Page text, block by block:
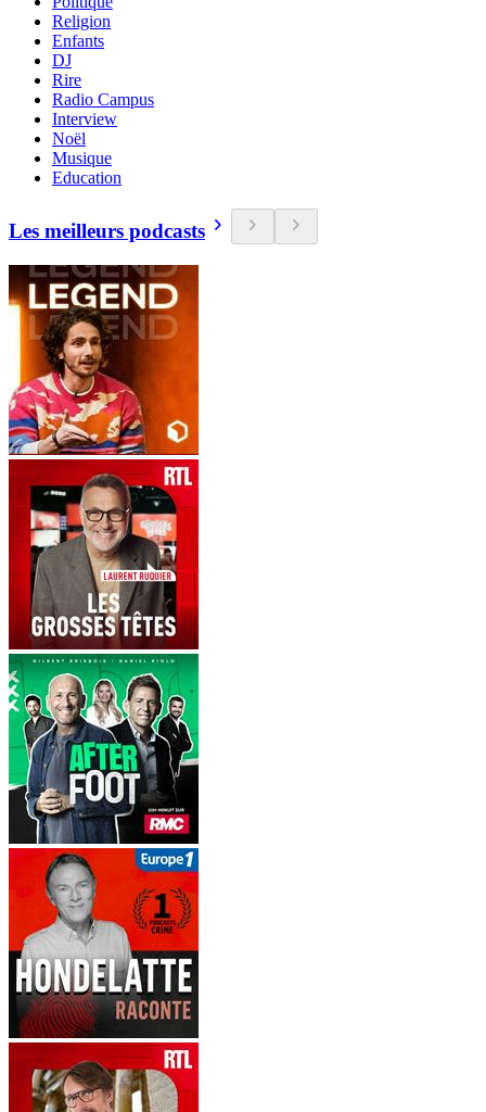
Religion
Enfants
DJ
Rire
Radio Campus
Interview
Noël
Musique
Education
Les meilleurs podcasts